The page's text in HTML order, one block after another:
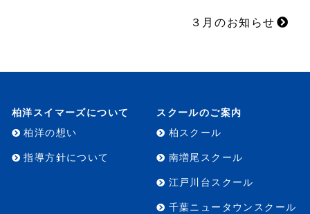
３月のお知らせ
柏洋スイマーズについて
柏洋の想い
指導方針について
スクールのご案内
柏スクール
南増尾スクール
江戸川台スクール
千葉ニュータウンスクール